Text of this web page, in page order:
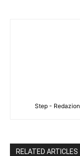
Step -
RELATED ARTICLES